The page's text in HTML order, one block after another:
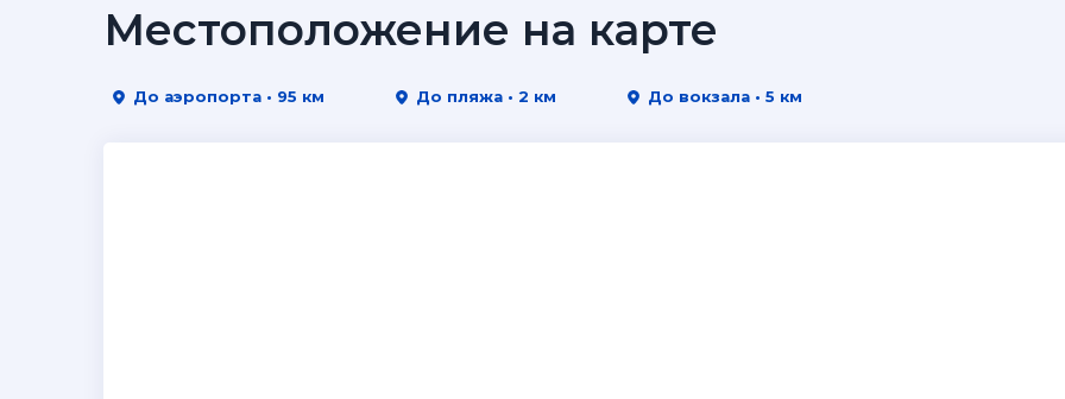
Местоположение на карте
До аэропорта • 95 км До пляжа • 2 км До вокзала • 5 км